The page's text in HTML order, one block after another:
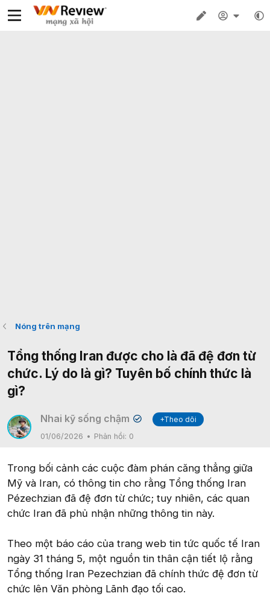
Nóng trên mạng
Tổng thống Iran được cho là đã đệ đơn từ
chức. Lý do là gì? Tuyên bố chính thức là
gì?
Nhai kỹ sống chậm ✔
+Theo dõi
01/06/2026
Phản hồi: 0
Trong bối cảnh các cuộc đàm phán căng thẳng giữa
Mỹ và Iran, có thông tin cho rằng Tổng thống Iran
Pézechzian đã đệ đơn từ chức; tuy nhiên, các quan
chức Iran đã phủ nhận những thông tin này.
Theo một báo cáo của trang web tin tức quốc tế Iran
ngày 31 tháng 5, một nguồn tin thân cận tiết lộ rằng
Tổng thống Iran Pezechzian đã chính thức đệ đơn từ
chức lên Văn phòng Lãnh đạo tối cao.